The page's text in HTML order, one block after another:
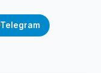
Telegram